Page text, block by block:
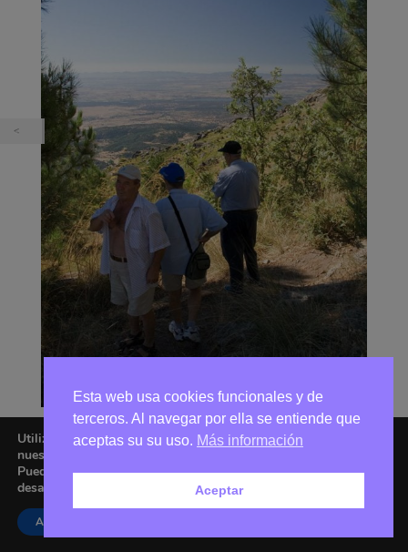
Asociación Amigos de La Adrada © 2026 - Email:
amigoslaadrada@gmail.com
Utilizamos cookies para ofrecerte la mejor experiencia en
nuestra web.
Puedes aprender más sobre qué cookies utilizamos o
desactivarlas en los
Aceptar
Esta web usa cookies funcionales y de
terceros. Al navegar por ella se entiende que
aceptas su su uso. Más información
Aceptar